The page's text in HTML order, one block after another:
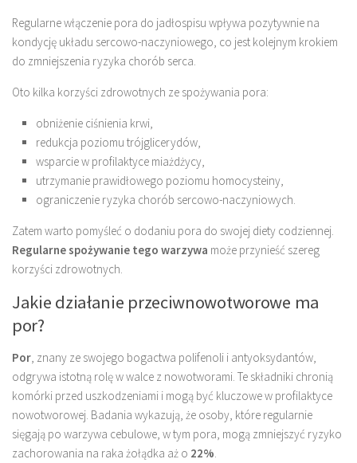
Regularne włączenie pora do jadłospisu wpływa pozytywnie na
kondycję układu sercowo-naczyniowego, co jest kolejnym krokiem
do zmniejszenia ryzyka chorób serca.
Oto kilka korzyści zdrowotnych ze spożywania pora:
obniżenie ciśnienia krwi,
redukcja poziomu trójglicerydów,
wsparcie w profilaktyce miażdżycy,
utrzymanie prawidłowego poziomu homocysteiny,
ograniczenie ryzyka chorób sercowo-naczyniowych.
Zatem warto pomyśleć o dodaniu pora do swojej diety codziennej.
Regularne spożywanie tego warzywa może przynieść szereg
korzyści zdrowotnych.
Jakie działanie przeciwnowotworowe ma
por?
Por, znany ze swojego bogactwa polifenoli i antyoksydantów,
odgrywa istotną rolę w walce z nowotworami. Te składniki chronią
komórki przed uszkodzeniami i mogą być kluczowe w profilaktyce
nowotworowej. Badania wykazują, że osoby, które regularnie
sięgają po warzywa cebulowe, w tym pora, mogą zmniejszyć ryzyko
zachorowania na raka żołądka aż o 22%.